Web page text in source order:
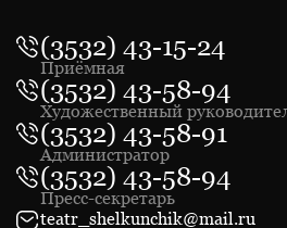
(3532) 43-15-24
Приёмная
(3532) 43-58-94
Художественный
(3532) 43-58-91
Администратор
(3532) 43-58-94
Пресс-секретарь
teatr_shelkunchik@mail.ru